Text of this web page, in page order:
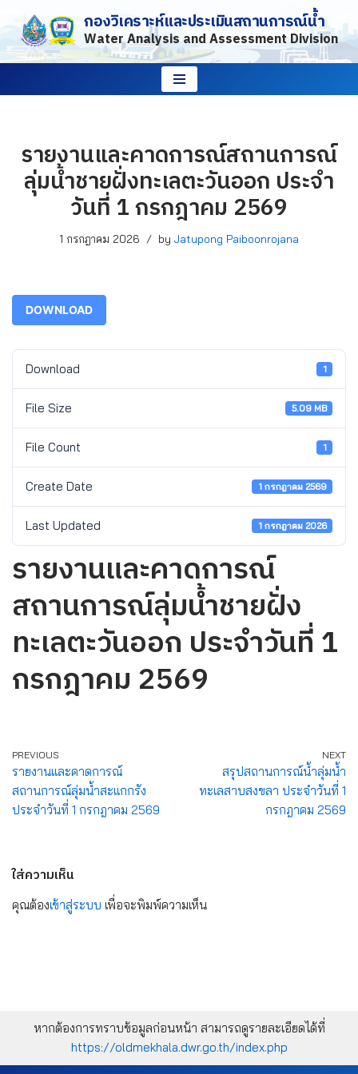
Skip
to
กองวิเคราะห์และประเมินสถานการณ์น้ำ
Water Analysis and Assessment Division
รายงานและคาดการณ์สถานการณ์
ลุ่มน้ำชายฝั่งทะเลตะวันออก ประจำ
วันที่ 1 กรกฎาคม 2569
1 กรกฎาคม 2026 by Jatupong Paiboonrojana
DOWNLOAD
Download 1
File Size 5.09 MB
File Count 1
Create Date 1 กรกฎาคม 2569
Last Updated 1 กรกฎาคม 2026
รายงานและคาดการณ์
สถานการณ์ลุ่มน้ำชายฝั่ง
ทะเลตะวันออก ประจำวันที่ 1
กรกฎาคม 2569
PREVIOUS
รายงานและคาดการณ์
สถานการณ์ลุ่มน้ำสะแกกรัง
ประจำวันที่ 1 กรกฎาคม 2569
NEXT
สรุปสถานการณ์น้ำลุ่มน้ำ
ทะเลสาบสงขลา ประจำวันที่ 1
กรกฎาคม 2569
ใส่ความเห็น
คุณต้องเข้าสู่ระบบ เพื่อจะพิมพ์ความเห็น
หากต้องการทราบข้อมูลก่อนหน้า สามารถดูรายละเอียดได้ที่
https://oldmekhala.dwr.go.th/index.php